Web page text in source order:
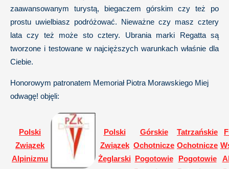
zaawansowanym turystą, biegaczem górskim czy też po
prostu uwielbiasz podróżować. Nieważne czy masz cztery
lata czy też może sto cztery. Ubrania marki Regatta są
tworzone i testowane w najcięższych warunkach właśnie dla
Ciebie.
Honorowym patronatem Memoriał Piotra Morawskiego Miej
odwagę! objęli:
Polski
Związek
Alpinizmu
Polski
Związek
Żeglarski
Górskie
Ochotnicze
Pogotowie
Tatrzańskie
Ochotnicze
Pogotowie